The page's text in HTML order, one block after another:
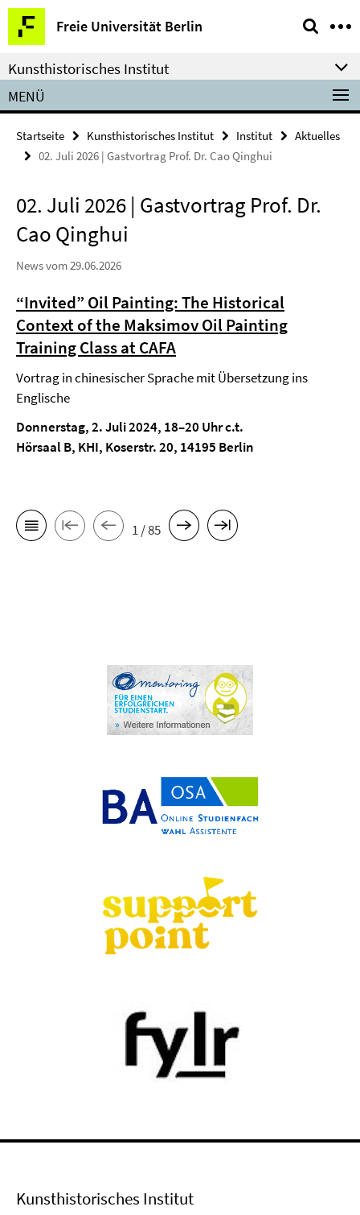
Springe
direkt
zu
Inhalt
Freie Universität Berlin
Service-
Navigation
Kunsthistorisches Institut
MENÜ
Startseite Kunsthistorisches Institut Institut
Aktuelles
02. Juli 2026 | Gastvortrag Prof. Dr. Cao Qinghui
02. Juli 2026 | Gastvortrag Prof. Dr.
Cao Qinghui
News vom 29.06.2026
“Invited” Oil Painting: The Historical
Context of the Maksimov Oil Painting
Training Class at CAFA
Vortrag in chinesischer Sprache mit Übersetzung ins
Englische
Donnerstag, 2. Juli 2024, 18–20 Uhr c.t.
Hörsaal B, KHI, Koserstr. 20, 14195 Berlin
1 / 85
Kunsthistorisches Institut